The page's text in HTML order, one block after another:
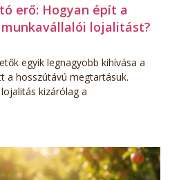
erő: Hogyan épít a
lojalitást?
egyik legnagyobb kihívása a
a hosszútávú megtartásuk.
kizárólag a